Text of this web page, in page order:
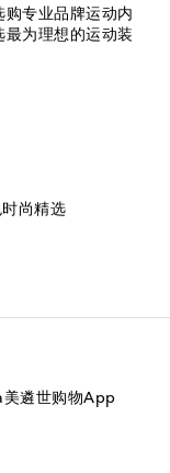
专业品牌运动内
为理想的运动装
尚精选
遴世购物App